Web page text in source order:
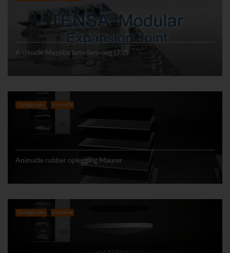
Animatie Mageba lamellenvoeg (7.2)
Opleggingen Animatie
Animatie rubber oplegging Maurer
Opleggingen Animatie